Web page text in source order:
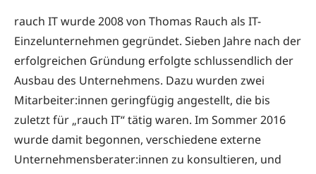
rauch IT wurde 2008 von Thomas Rauch als IT-
Einzelunternehmen gegründet. Sieben Jahre nach der
erfolgreichen Gründung erfolgte schlussendlich der
Ausbau des Unternehmens. Dazu wurden zwei
Mitarbeiter:innen geringfügig angestellt, die bis
zuletzt für „rauch IT“ tätig waren. Im Sommer 2016
wurde damit begonnen, verschiedene externe
Unternehmensberater:innen zu konsultieren, und